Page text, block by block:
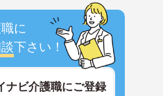
に
下さい！
ナビ介護職にご登録